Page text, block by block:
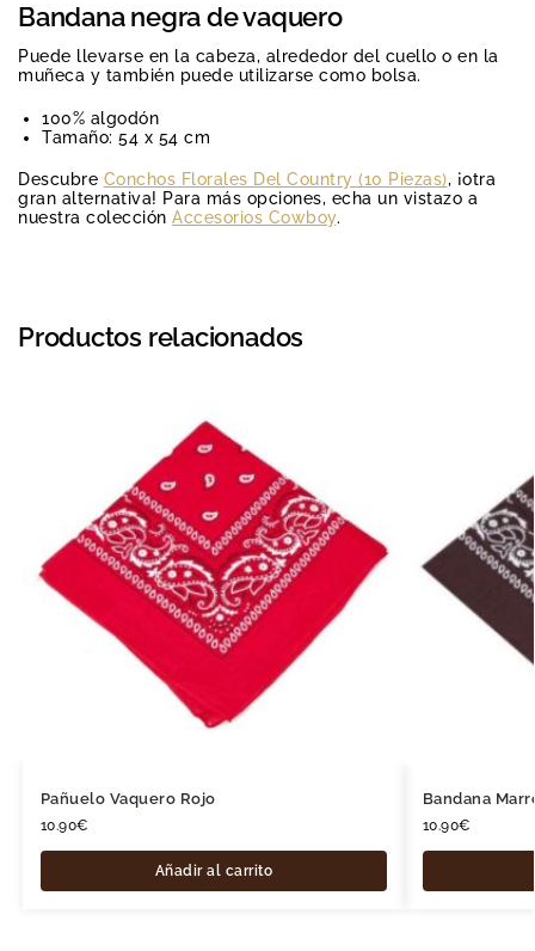
Bandana negra de vaquero
Puede llevarse en la cabeza, alrededor del cuello o en la
muñeca y también puede utilizarse como bolsa.
100% algodón
Tamaño: 54 x 54 cm
Descubre Conchos Florales Del Country (10 Piezas), ¡otra
gran alternativa! Para más opciones, echa un vistazo a
nuestra colección Accesorios Cowboy.
Productos relacionados
Pañuelo Vaquero Rojo
10.90€
Añadir al carrito
Bandana
10.90€